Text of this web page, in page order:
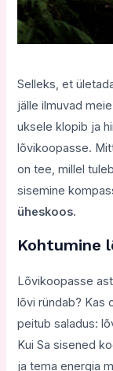
Selleks, et
jälle ilmuvad
uksele klopib ja
lõvikoopasse.
on tee, millel
sisemine
üheskoos.
Kohtumine
Lõvikoopasse
lõvi ründab? Kas
peitub saladus:
Kui Sa sisened
ja tema energia